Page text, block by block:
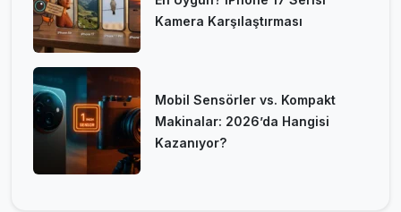
Kamera Karşılaştırması
Mobil Sensörler vs. Kompakt
Makinalar: 2026’da Hangisi
Kazanıyor?